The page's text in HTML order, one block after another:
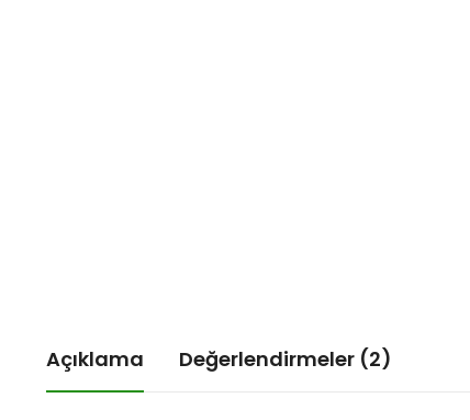
Açıklama Değerlendirmeler (2)